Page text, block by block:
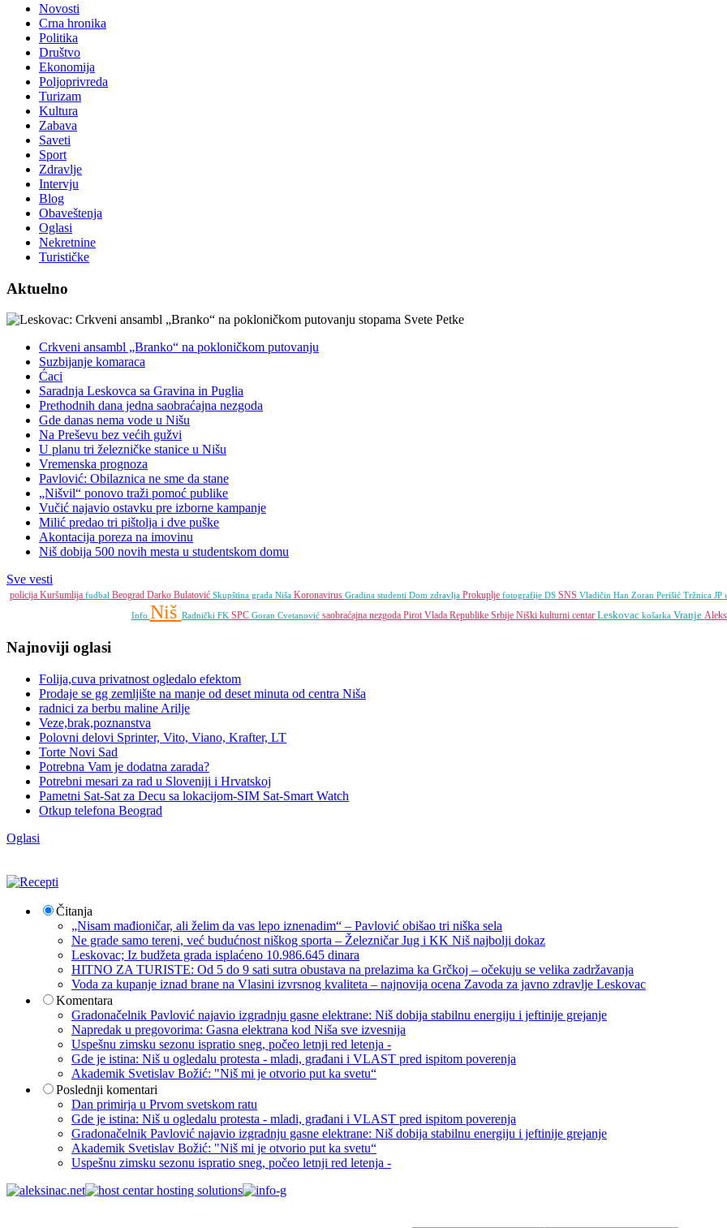
Novosti
Crna hronika
Politika
Društvo
Ekonomija
Poljoprivreda
Turizam
Kultura
Zabava
Saveti
Sport
Zdravlje
Intervju
Blog
Obaveštenja
Oglasi
Nekretnine
Turističke
Aktuelno
Crkveni ansambl „Branko“ na pokloničkom putovanju
Suzbijanje komaraca
Ćaci
Saradnja Leskovca sa Gravina in Puglia
Prethodnih dana jedna saobraćajna nezgoda
Gde danas nema vode u Nišu
Na Preševu bez većih gužvi
U planu tri železničke stanice u Nišu
Vremenska prognoza
Pavlović: Obilaznica ne sme da stane
„Nišvil“ ponovo traži pomoć publike
Vučić najavio ostavku pre izborne kampanje
Milić predao tri pištolja i dve puške
Akontacija poreza na imovinu
Niš dobija 500 novih mesta u studentskom domu
Sve vesti
policija Kuršumlija fudbal Beograd Darko Bulatović Skupština grada Niša Koronavirus Gradina studenti Dom zdravlja Prokuplje fotografije DS SNS Vladičin Han Zoran Perišić Tržnica JP
Info Niš Radnički FK SPC Goran Cvetanović saobraćajna nezgoda PirotVlada Republike Srbije Niški kulturni centar Leskovac košarka Vranje
Najnoviji oglasi
Folija,cuva privatnost ogledalo efektom
Prodaje se gg zemljište na manje od deset minuta od centra Niša
radnici za berbu maline Arilje
Veze,brak,poznanstva
Polovni delovi Sprinter, Vito, Viano, Krafter, LT
Torte Novi Sad
Potrebna Vam je dodatna zarada?
Potrebni mesari za rad u Sloveniji i Hrvatskoj
Pametni Sat-Sat za Decu sa lokacijom-SIM Sat-Smart Watch
Otkup telefona Beograd
Oglasi
Čitanja
„Nisam mađioničar, ali želim da vas lepo iznenadim“ – Pavlović obišao tri niška sela
Ne grade samo tereni, već budućnost niškog sporta – Železničar Jug i KK Niš najbolji dokaz
Leskovac; Iz budžeta grada isplaćeno 10.986.645 dinara
HITNO ZA TURISTE: Od 5 do 9 sati sutra obustava na prelazima ka Grčkoj – očekuju se velika zadržavanja
Voda za kupanje iznad brane na Vlasini izvrsnog kvaliteta – najnovija ocena Zavoda za javno zdravlje Leskovac
Komentara
Gradonačelnik Pavlović najavio izgradnju gasne elektrane: Niš dobija stabilnu energiju i jeftinije grejanje
Napredak u pregovorima: Gasna elektrana kod Niša sve izvesnija
Uspešnu zimsku sezonu ispratio sneg, počeo letnji red letenja -
Gde je istina: Niš u ogledalu protesta - mladi, građani i VLAST pred ispitom poverenja
Akademik Svetislav Božić: "Niš mi je otvorio put ka svetu“
Poslednji komentari
Dan primirja u Prvom svetskom ratu
Gde je istina: Niš u ogledalu protesta - mladi, građani i VLAST pred ispitom poverenja
Gradonačelnik Pavlović najavio izgradnju gasne elektrane: Niš dobija stabilnu energiju i jeftinije grejanje
Akademik Svetislav Božić: "Niš mi je otvorio put ka svetu“
Uspešnu zimsku sezonu ispratio sneg, počeo letnji red letenja -